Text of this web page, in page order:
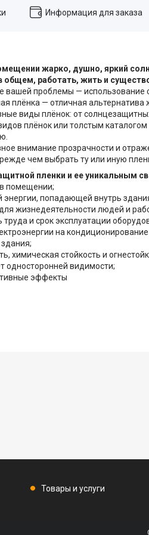
Информация для заказа
жарко, душно, яркий
общем, работать, жить и
проблемы — использование
плёнка — отличная альтернатива
виды плёнок: от
плёнок или толстым
внимание прозрачности и
чем выбрать ту или иную
пленки и ее уникальным
помещении;
попадающей внутрь
жизнедеятельности людей и
и срок эксплуатации
на кондиционирование
химическая стойкость и
односторонней видимости;
эффекты
Товары и услуги